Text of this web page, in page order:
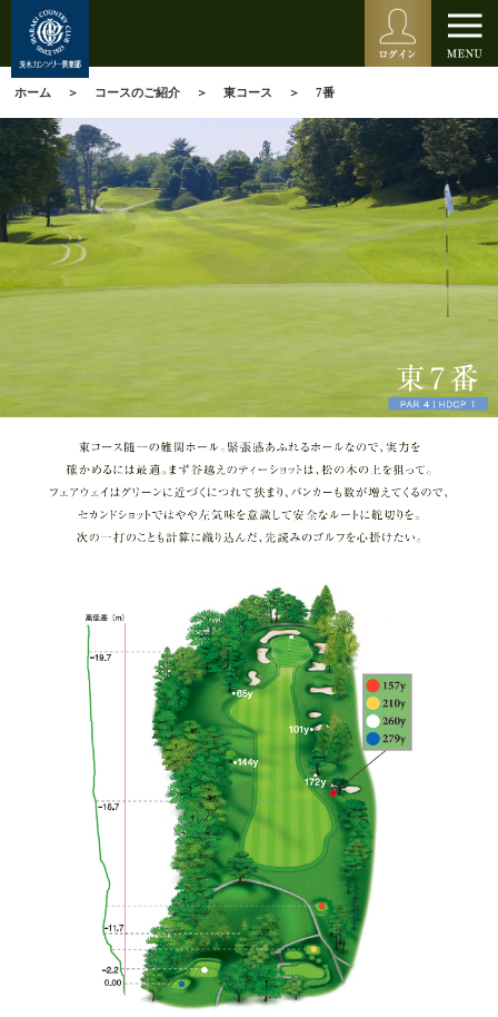
ホーム コースのご紹介 東コース 7番